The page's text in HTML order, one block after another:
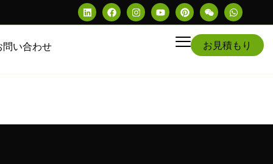
問い合わせ お見積もり